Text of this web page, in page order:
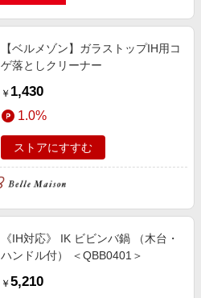
【ベルメゾン】ガラストップIH用コ
ゲ落としクリーナー
￥ 1,430
1.0%
ストアにすすむ
《IH対応》 IK ビビンバ鍋 （木台・
ハンドル付） ＜QBB0401＞
￥ 5,210